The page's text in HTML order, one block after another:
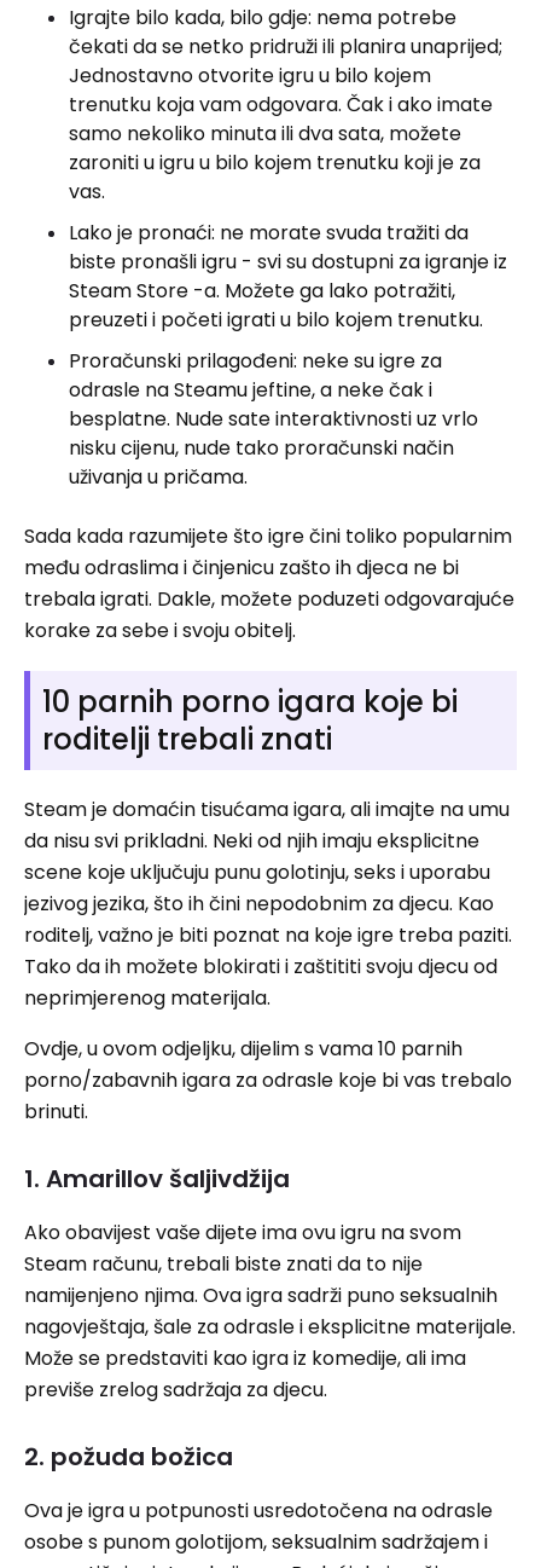
Igrajte bilo kada, bilo gdje: nema potrebe
čekati da se netko pridruži ili planira unaprijed;
Jednostavno otvorite igru ​​u bilo kojem
trenutku koja vam odgovara. Čak i ako imate
samo nekoliko minuta ili dva sata, možete
zaroniti u igru ​​u bilo kojem trenutku koji je za
vas.
Lako je pronaći: ne morate svuda tražiti da
biste pronašli igru ​​- svi su dostupni za igranje iz
Steam Store -a. Možete ga lako potražiti,
preuzeti i početi igrati u bilo kojem trenutku.
Proračunski prilagođeni: neke su igre za
odrasle na Steamu jeftine, a neke čak i
besplatne. Nude sate interaktivnosti uz vrlo
nisku cijenu, nude tako proračunski način
uživanja u pričama.
Sada kada razumijete što igre čini toliko popularnim
među odraslima i činjenicu zašto ih djeca ne bi
trebala igrati. Dakle, možete poduzeti odgovarajuće
korake za sebe i svoju obitelj.
10 parnih porno igara koje bi
roditelji trebali znati
Steam je domaćin tisućama igara, ali imajte na umu
da nisu svi prikladni. Neki od njih imaju eksplicitne
scene koje uključuju punu golotinju, seks i uporabu
jezivog jezika, što ih čini nepodobnim za djecu. Kao
roditelj, važno je biti poznat na koje igre treba paziti.
Tako da ih možete blokirati i zaštititi svoju djecu od
neprimjerenog materijala.
Ovdje, u ovom odjeljku, dijelim s vama 10 parnih
porno/zabavnih igara za odrasle koje bi vas trebalo
brinuti.
1. Amarillov šaljivdžija
Ako obavijest vaše dijete ima ovu igru ​​na svom
Steam računu, trebali biste znati da to nije
namijenjeno njima. Ova igra sadrži puno seksualnih
nagovještaja, šale za odrasle i eksplicitne materijale.
Može se predstaviti kao igra iz komedije, ali ima
previše zrelog sadržaja za djecu.
2. požuda božica
Ova je igra u potpunosti usredotočena na odrasle
osobe s punom golotijom, seksualnim sadržajem i